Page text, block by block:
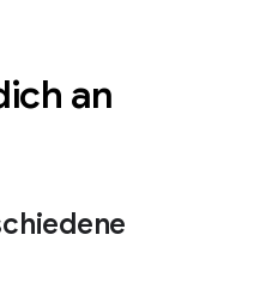
an